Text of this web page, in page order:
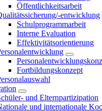
Öffentlichkeitsarbeit
entwicklung
Schulprogrammarbeit
Interne Evaluation
Effektivitätsorientierung
Fortbildungskonzept
und Elternpartizipation
und internationale